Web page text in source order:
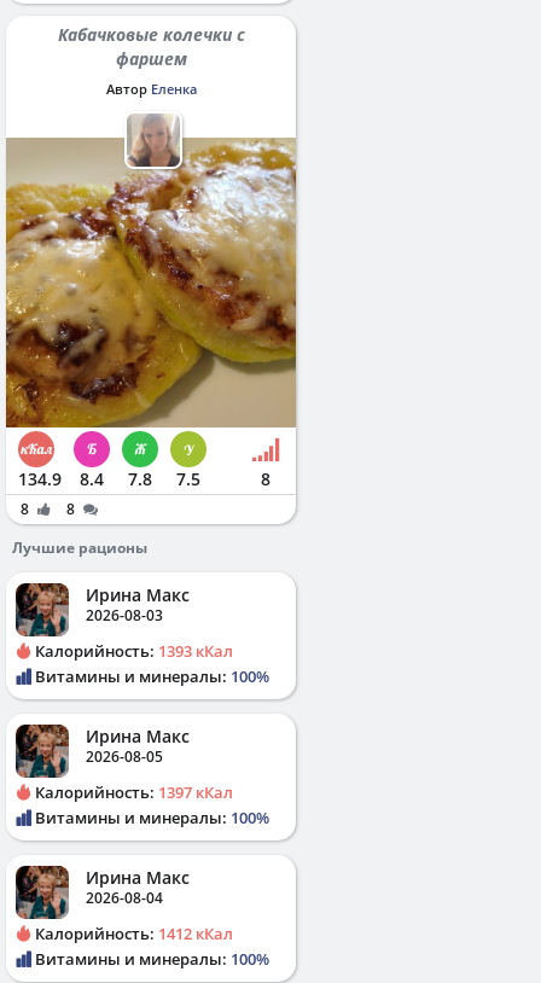
Кабачковые колечки с
фаршем
Автор Еленка
134.9 8.4 7.8 7.5 8
8
8
Лучшие рационы
Ирина Макс
2026-08-03
Калорийность: 1393 кКал
Витамины и минералы: 100%
Ирина Макс
2026-08-05
Калорийность: 1397 кКал
Витамины и минералы: 100%
Ирина Макс
2026-08-04
Калорийность: 1412 кКал
Витамины и минералы: 100%